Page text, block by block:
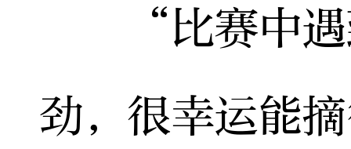
“比赛中遇
劲，很幸运能